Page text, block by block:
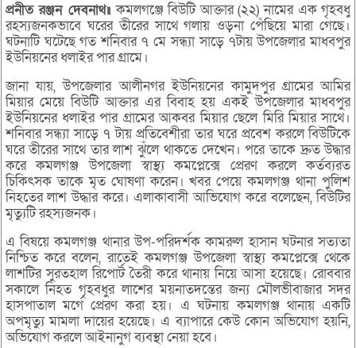
প্রনীতরঞ্জন দেবনাথ॥কমলগঞ্জে বিউটি আক্তার (২২) নামের এক গৃহবধু
রহস্যজনকভাবে ঘরের তীরের সাথে গলায় ওড়না পেঁছিয়ে মারা গেছে।
ঘটনাটি ঘটেছে গত শনিবার ৭ মে সন্ধ্যা সাড়ে ৭টায় উপজেলার মাধবপুর
ইউনিয়নের ধলাইর পার গ্রামে।
জানা যায়, উপজেলার আলীনগর ইউনিয়নের কামুদপুর গ্রামের আমির
মিয়ার মেয়ে বিউটি আক্তার এর বিবাহ হয় একই উপজেলার মাধবপুর
ইউনিয়নের ধলাইর পার গ্রামের আকবর মিয়ার ছেলে মিরি মিয়ার সাথে।
শনিবার সন্ধ্যা সাড়ে ৭ টায় প্রতিবেশীরা তার ঘরে প্রবেশ করলে বিউটিকে
ঘরে তীরের সাথে তার লাশ ঝুঁলে থাকতে দেখেন। পরে তাকে দ্রুত উদ্ধার
করে কমলগঞ্জ উপজেলা স্বাস্থ্য কমপ্লেক্সে প্রেরণ করলে কর্তব্যরত
চিকিৎসক তাকে মৃত ঘোষণা করেন। খবর পেয়ে কমলগঞ্জ থানা পুলিশ
নিহতের লাশ উদ্ধার করে। এলাকাবাসী আভিযোগ করে বলেছেন, বিউটির
মৃত্যুটি রহস্যজনক।
এ বিষয়ে কমলগঞ্জ থানার উপ-পরিদর্শক কামরুল হাসান ঘটনার সত্যতা
নিশ্চিত করে বলেন, রাতেই কমলগঞ্জ উপজেলা স্বাস্থ্য কমপ্লেক্সে থেকে
লাশটির সুরতহাল রিপোর্ট তৈরী করে থানায় নিয়ে আসা হয়েছে। রোববার
সকালে নিহত গৃহবধুর লাশের ময়নাতদন্তের জন্য মৌলভীবাজার সদর
হাসপাতাল মর্গে প্রেরণ করা হয়। এ ঘটনায় কমলগঞ্জ থানায় একটি
অপমৃত্যু মামলা দায়ের হয়েছে। এ ব্যাপারে কেউ কোন অভিযোগ হয়নি,
অভিযোগ করলে আইনানুগ ব্যবস্থা নেয়া হবে।